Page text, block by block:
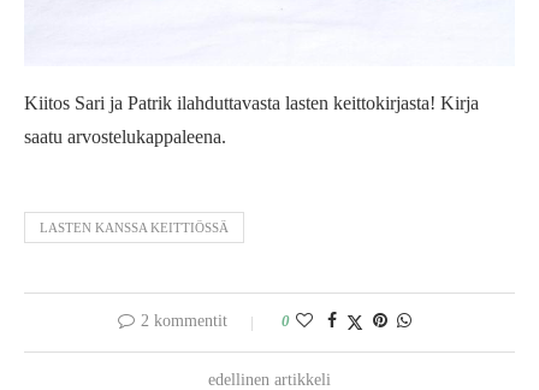
Kiitos Sari ja Patrik ilahduttavasta lasten keittokirjasta! Kirja
saatu arvostelukappaleena.
LASTEN KANSSA KEITTIÖSSÄ
2 kommentit 0
edellinen artikkeli